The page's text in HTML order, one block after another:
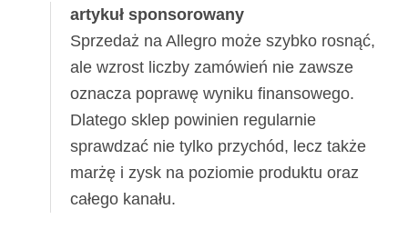
artykuł sponsorowany
Sprzedaż na Allegro może szybko rosnąć,
ale wzrost liczby zamówień nie zawsze
oznacza poprawę wyniku finansowego.
Dlatego sklep powinien regularnie
sprawdzać nie tylko przychód, lecz także
marżę i zysk na poziomie produktu oraz
całego kanału.